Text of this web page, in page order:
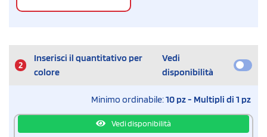
2
Inserisci il quantitativo per
colore
Vedi
disponibilità
Minimo ordinabile:10 pz - Multipli di 1 pz
Vedi disponibilità